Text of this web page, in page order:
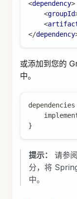
<dependency>
<groupId
<
</dependency
或添加到您的
中。
}
提示： 请参阅
分，将
中。